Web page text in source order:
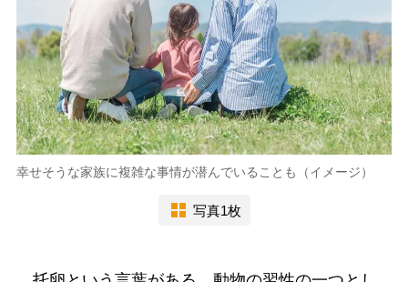
幸せそうな家族に複雑な事情が潜んでいることも（イメージ）
写真1枚